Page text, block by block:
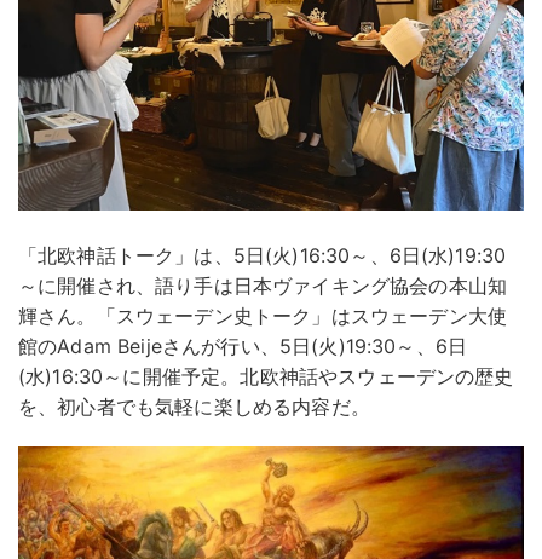
「北欧神話トーク」は、5日(火)16:30～、6日(水)19:30
～に開催され、語り手は日本ヴァイキング協会の本山知
輝さん。「スウェーデン史トーク」はスウェーデン大使
館のAdam Beijeさんが行い、5日(火)19:30～、6日
(水)16:30～に開催予定。北欧神話やスウェーデンの歴史
を、初心者でも気軽に楽しめる内容だ。